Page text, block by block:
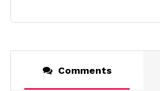
Comments